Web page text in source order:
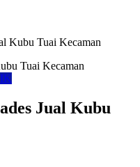
Kubu Tuai Kecaman
Jual Kubu